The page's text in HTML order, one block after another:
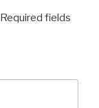
Required fields